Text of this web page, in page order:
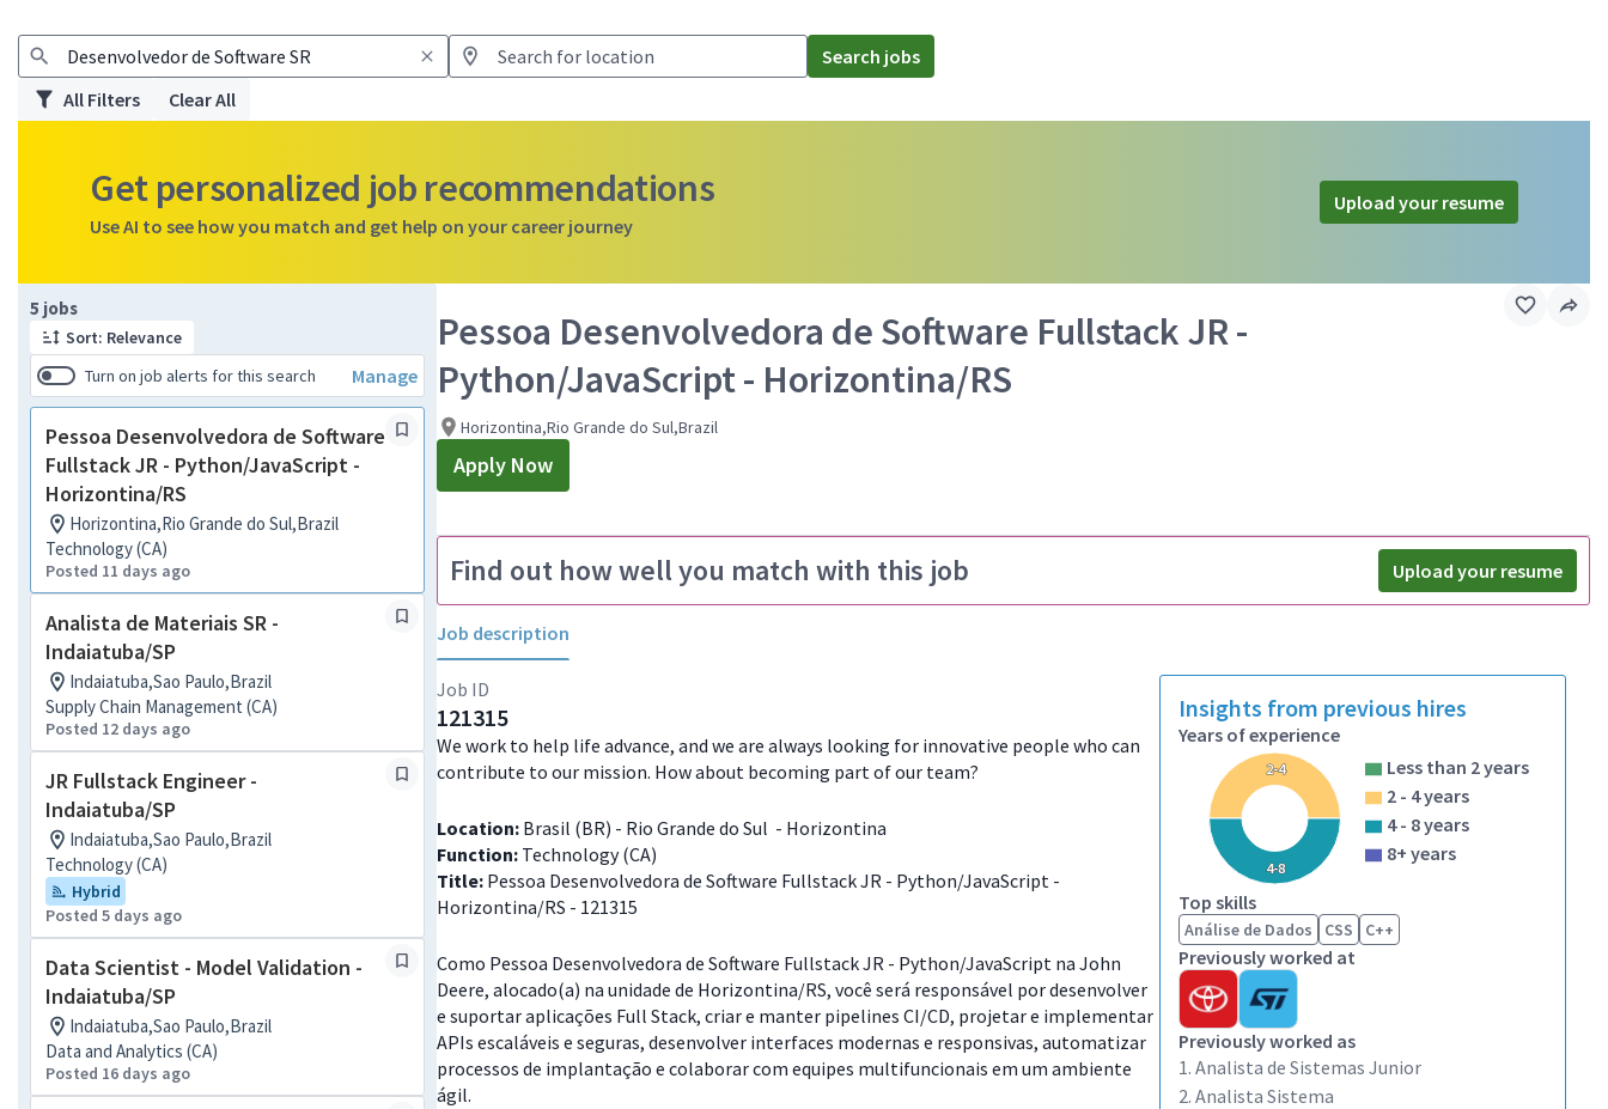
Search jobs
All Filters
Clear All
Get personalized job recommendations
Use AI to see how you match and get help on your career journey
Upload your resume
5 jobs
Sort: Relevance
Turn on job alerts for this search
Manage
Pessoa Desenvolvedora de Software
Fullstack JR - Python/JavaScript -
Horizontina/RS
Horizontina,Rio Grande do Sul,Brazil
Technology (CA)
Posted 11 days ago
Analista de Materiais SR -
Indaiatuba/SP
Indaiatuba,Sao Paulo,Brazil
Supply Chain Management (CA)
Posted 12 days ago
JR Fullstack Engineer -
Indaiatuba/SP
Indaiatuba,Sao Paulo,Brazil
Technology (CA)
Hybrid
Posted 5 days ago
Data Scientist - Model Validation -
Indaiatuba/SP
Indaiatuba,Sao Paulo,Brazil
Data and Analytics (CA)
Posted 16 days ago
Page 1 of 1
Pessoa Desenvolvedora de Software Fullstack JR -
Python/JavaScript - Horizontina/RS
Horizontina,Rio Grande do Sul,Brazil
Apply Now
Find out how well you match with this job Upload your resume
Job description
Job ID
121315
We work to help life advance, and we are always looking for innovative people who can
contribute to our mission. How about becoming part of our team?
Location: Brasil (BR) - Rio Grande do Sul - Horizontina
Function: Technology (CA)
Title: Pessoa Desenvolvedora de Software Fullstack JR - Python/JavaScript -
Horizontina/RS - 121315
Como Pessoa Desenvolvedora de Software Fullstack JR - Python/JavaScript na John
Deere, alocado(a) na unidade de Horizontina/RS, você será responsável por desenvolver
e suportar aplicações Full Stack, criar e manter pipelines CI/CD, projetar e implementar
APIs escaláveis e seguras, desenvolver interfaces modernas e responsivas, automatizar
processos de implantação e colaborar com equipes multifuncionais em um ambiente
ágil.
Insights from previous hires
Years of experience
2-4
4-8
Less than 2 years
2 - 4 years
4 - 8 years
8+ years
Top skills
Análise de Dados CSS C++
Previously worked at
Previously worked as
1. Analista de Sistemas Junior
2. Analista Sistema